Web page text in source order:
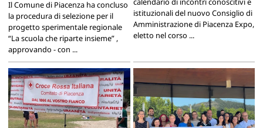
Il Comune di Piacenza ha concluso
la procedura di selezione per il
progetto sperimentale regionale
“La scuola che riparte insieme” ,
approvando - con ...
istituzionali del nuovo Consiglio di
Amministrazione di Piacenza Expo,
eletto nel corso ...